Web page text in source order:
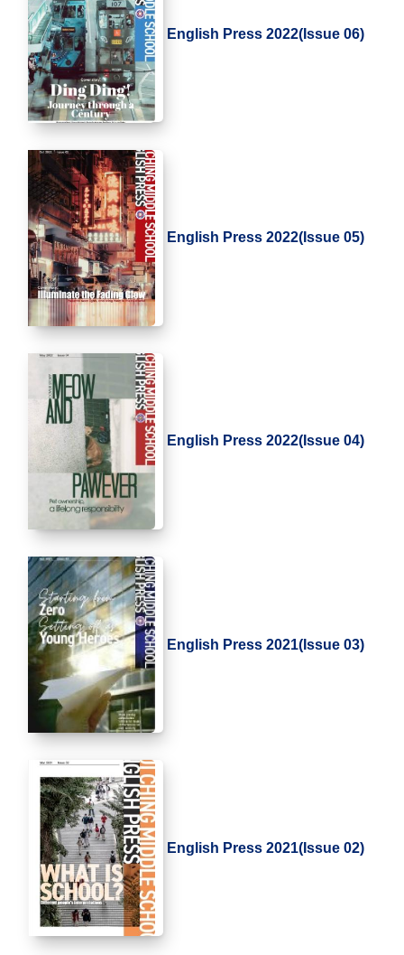
English Press 2022(Issue 06)
English Press 2022(Issue 05)
English Press 2022(Issue 04)
English Press 2021(Issue 03)
English Press 2021(Issue 02)